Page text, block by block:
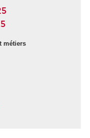
métiers